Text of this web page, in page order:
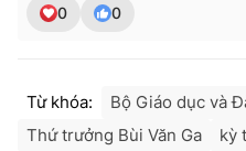
cấp ngày 29/12/2023
Nguyễn Trọng Ninh
Tổng đài VTV:024.38 355
0 0
Từ khóa:
Bộ Giáo dục và
Thứ trưởng Bùi Văn Ga
kỳ